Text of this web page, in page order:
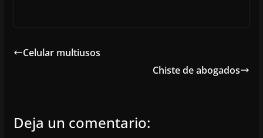
Celular multiusos
Chiste de abogados
Deja un comentario: